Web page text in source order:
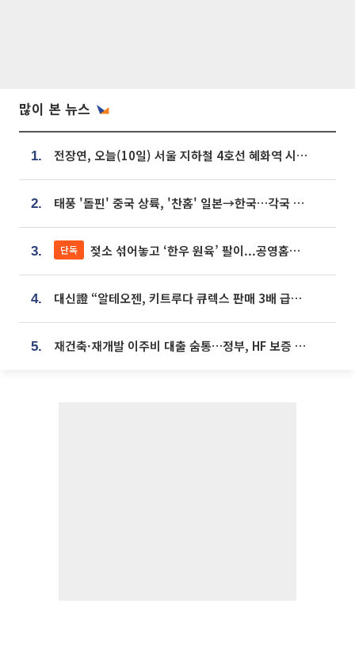
많이 본 뉴스
1. 전장연, 오늘(10일) 서울 지하철 4호선 혜화역 시위…1호선 용산역 무정차
2. 태풍 '돌핀' 중국 상륙, '찬홈' 일본→한국…각국 기상청 예상 경로는?
3. 단독 젖소 섞어놓고 ‘한우 원육’ 팔이...공영홈쇼핑 표기·검증 구멍
4. 대신證 “알테오젠, 키트루다 큐렉스 판매 3배 급증…목표가 41만원 상향”
5. 재건축·재개발 이주비 대출 숨통…정부, HF 보증 신설 추진